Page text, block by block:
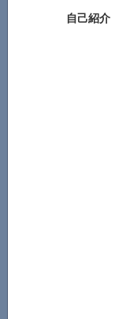
自己紹介